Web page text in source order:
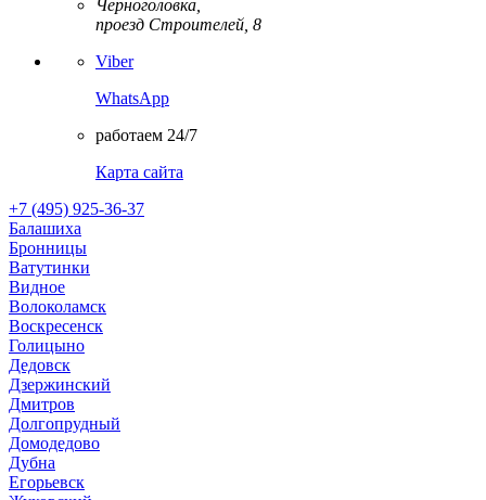
Черноголовка,
проезд Строителей, 8
Viber
WhatsApp
работаем 24/7
Карта сайта
+7 (495) 925-36-37
Балашиха
Бронницы
Ватутинки
Видное
Волоколамск
Воскресенск
Голицыно
Дедовск
Дзержинский
Дмитров
Долгопрудный
Домодедово
Дубна
Егорьевск